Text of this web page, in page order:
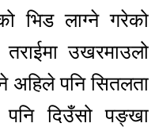
भिड लाग्ने गरेको
उखरमाउलो
अहिले पनि सितलता
दिउँसो पङ्खा